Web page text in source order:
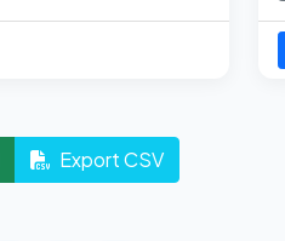
Export CSV